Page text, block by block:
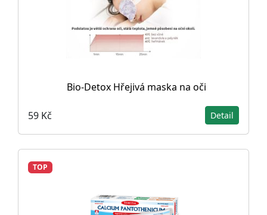
Bio-Detox Hřejivá maska na oči
59 Kč Detail
TOP